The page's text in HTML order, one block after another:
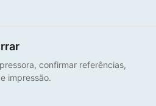
confirmar referências,
impressão.